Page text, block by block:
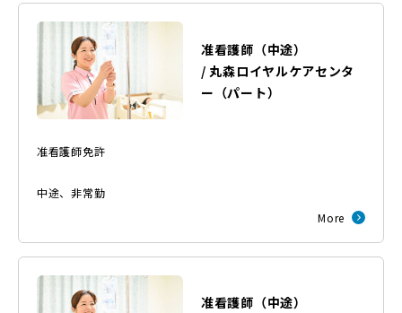
准看護師（中途）
/ 丸森ロイヤルケアセンタ
ー （パート）
准看護師免許
中途、非常勤
More
准看護師（中途）